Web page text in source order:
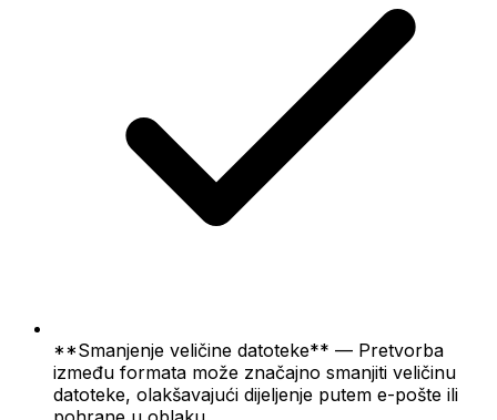
**Smanjenje veličine datoteke** — Pretvorba
između formata može značajno smanjiti veličinu
datoteke, olakšavajući dijeljenje putem e-pošte ili